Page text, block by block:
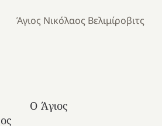
Άγιος Νικόλαος Βελιμίροβιτς
Ο Άγιος